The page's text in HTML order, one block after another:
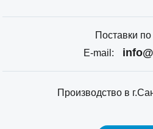
Поставки
E-mail:
Производство в